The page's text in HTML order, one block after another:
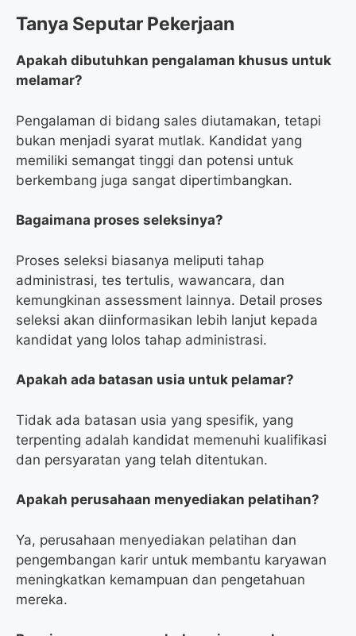
Tanya Seputar Pekerjaan
Apakah dibutuhkan pengalaman khusus untuk
melamar?
Pengalaman di bidang sales diutamakan, tetapi
bukan menjadi syarat mutlak. Kandidat yang
memiliki semangat tinggi dan potensi untuk
berkembang juga sangat dipertimbangkan.
Bagaimana proses seleksinya?
Proses seleksi biasanya meliputi tahap
administrasi, tes tertulis, wawancara, dan
kemungkinan assessment lainnya. Detail proses
seleksi akan diinformasikan lebih lanjut kepada
kandidat yang lolos tahap administrasi.
Apakah ada batasan usia untuk pelamar?
Tidak ada batasan usia yang spesifik, yang
terpenting adalah kandidat memenuhi kualifikasi
dan persyaratan yang telah ditentukan.
Apakah perusahaan menyediakan pelatihan?
Ya, perusahaan menyediakan pelatihan dan
pengembangan karir untuk membantu karyawan
meningkatkan kemampuan dan pengetahuan
mereka.